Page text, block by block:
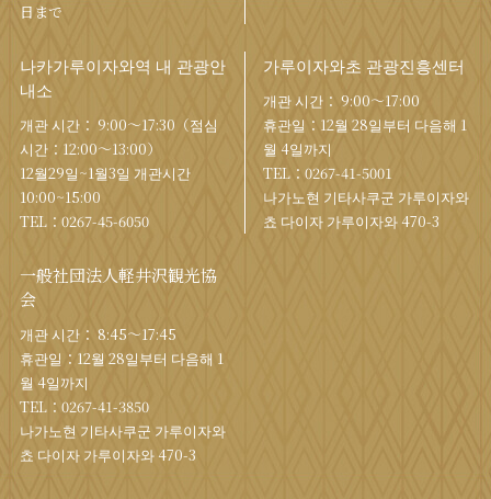
日まで
나카가루이자와역 내 관광안
내소
개관 시간： 9:00〜17:30（점심
시간：12:00〜13:00）
12월29일~1월3일 개관시간
10:00~15:00
TEL： 0267-45-6050
가루이자와초 관광진흥센터
개관 시간： 9:00〜17:00
휴관일：12월 28일부터 다음해 1
월 4일까지
TEL： 0267-41-5001
나가노현 기타사쿠군 가루이자와
쵸 다이자 가루이자와 470-3
一般社団法人軽井沢観光協
会
개관 시간： 8:45～17:45
휴관일：12월 28일부터 다음해 1
월 4일까지
TEL： 0267-41-3850
나가노현 기타사쿠군 가루이자와
쵸 다이자 가루이자와 470-3